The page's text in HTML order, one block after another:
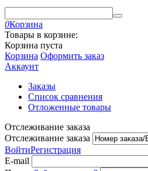
0Корзина
Товары в корзине:
Корзина пуста
Корзина Оформить заказ
Аккаунт
Заказы
Список сравнения
Отложенные товары
Отслеживание заказа
Отслеживание заказа
ВойтиРегистрация
E-mail